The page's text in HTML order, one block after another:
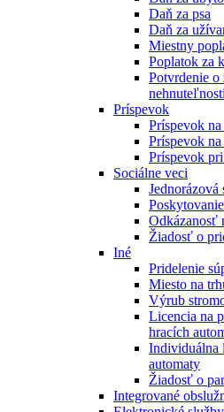
Daň za psa
Daň za
Miestny
Poplatok za
Potvrdenie o
Príspevok
Príspevok
Príspevok
Príspevok
Sociálne veci
Jednorázová
Odkázanosť
Žiadosť o
Iné
Pridelenie
Miesto na
Výrub
Licencia na
hracích
Individuálna
automaty
Žiadosť o
Integrované